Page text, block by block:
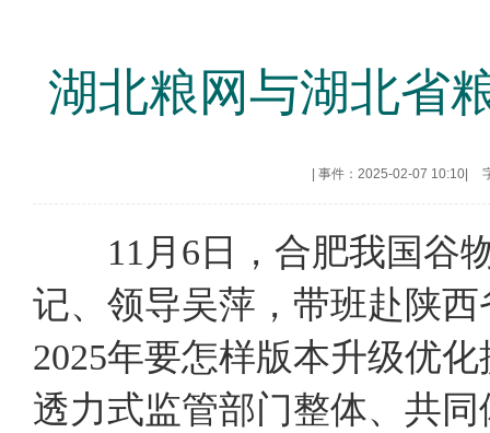
湖北粮网与湖北省
事件：2025-02-07 10:10
11月6日，合肥我国谷物
记、领导吴萍，带班赴陕
2025年要怎样版本升级优
透力式监管部门整体、共